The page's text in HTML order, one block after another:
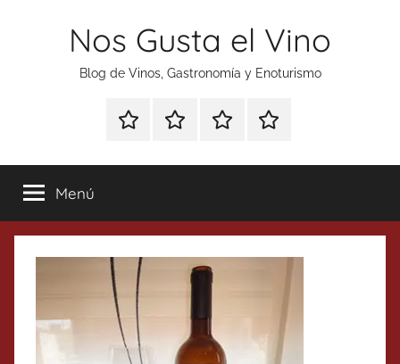
Nos Gusta el Vino
Blog de Vinos, Gastronomía y Enoturismo
Especial
Tonics
Enoturismo
Gastronomía
RankingContacto
Menú